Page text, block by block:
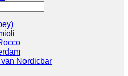
Nordicbar